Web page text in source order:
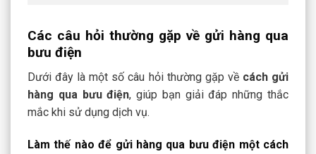
Các câu hỏi thường gặp về gửi hàng qua
bưu điện
Dưới đây là một số câu hỏi thường gặp về cách gửi
hàng qua bưu điện, giúp bạn giải đáp những thắc
mắc khi sử dụng dịch vụ.
Làm thế nào để gửi hàng qua bưu điện một cách